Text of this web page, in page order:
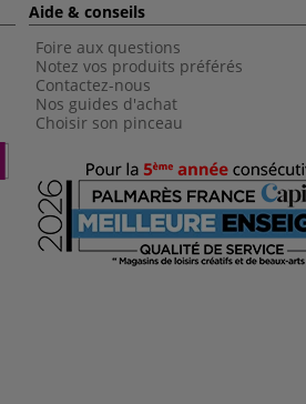
Aide & conseils
Foire aux questions
Notez vos produits préférés
Contactez-nous
Nos guides d'achat
Choisir son pinceau